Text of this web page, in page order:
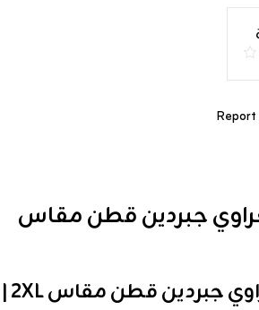
جبردين قطن مقاس
طاقية رأس شعراوي جبردين قطن مقاس 2XL |